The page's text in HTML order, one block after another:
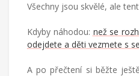
Všechny jsou skvělé, ale
Kdyby náhodou: než se
odejdete a děti vezmete s
A po přečtení si běžte